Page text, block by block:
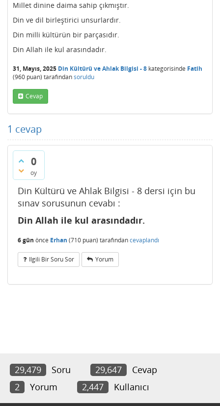
Millet dinine daima sahip çıkmıştır.
Din ve dil birleştirici unsurlardır.
Din milli kültürün bir parçasıdır.
Din Allah ile kul arasındadır.
31, Mayıs, 2025 Din Kültürü ve Ahlak Bilgisi - 8 kategorisinde Fatih
(960 puan) tarafındansoruldu
Cevap
1 cevap
0
oy
Din Kültürü ve Ahlak Bilgisi - 8 dersi için bu
sınav sorusunun cevabı :
Din Allah ile kul arasındadır.
6 gün önce Erhan (710 puan) tarafındancevaplandı
Ilgili Bir Soru Sor Yorum
29,479 Soru 29,647
Cevap
2
Yorum 2,447 Kullanıcı